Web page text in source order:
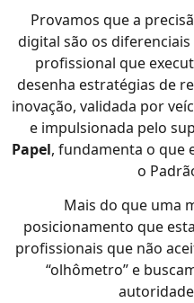
Provamos que a
digital são os
profissional que
desenha estratégias de
inovação, validada por
e impulsionada pelo
Papel, fundamenta o que
o
Mais do que uma
posicionamento que
profissionais que não
“olhômetro” e